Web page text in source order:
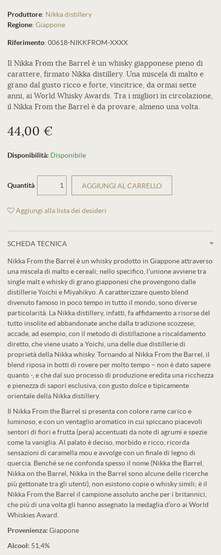
Produttore: Nikka distillery
Regione: Giappone
Riferimento: 00618-NIKKFROM-XXXX
Il Nikka From the Barrel è un whisky giapponese pieno di
carattere, firmato Nikka distillery. Una miscela di malto e
grano dal gusto ricco e forte, vincitrice, da ormai sette
anni, ai World Whisky Awards. Tra i migliori in circolazione,
il Nikka From the Barrel è da provare, almeno una volta.
44,00 €
Disponibilità: Disponibile
Quantità AGGIUNGI AL CARRELLO
Aggiungi alla lista dei desideri
SCHEDA TECNICA
Nikka From the Barrel è un whisky prodotto in Giappone attraverso
una miscela di malto e cereali; nello specifico, l’unione avviene tra
single malt e whisky di grano giapponesi che provengono dalle
distillerie Yoichi e Miyahikyo. A caratterizzare questo blend
divenuto famoso in poco tempo in tutto il mondo, sono diverse
particolarità. La Nikka distillery, infatti, fa affidamento a risorse del
tutto insolite ed abbandonate anche dalla tradizione scozzese;
accade, ad esempio, con il metodo di distillazione a riscaldamento
diretto, che viene usato a Yoichi, una delle due distillerie di
proprietà della Nikka whisky. Tornando al Nikka From the Barrel, il
blend riposa in botti di rovere per molto tempo – non è dato sapere
quanto -, e che dal suo processo di produzione eredita una ricchezza
e pienezza di sapori esclusiva, con gusto dolce e tipicamente
orientale della Nikka distillery.
Il Nikka From the Barrel si presenta con colore rame carico e
luminoso, e con un ventaglio aromatico in cui spiccano piacevoli
sentori di fiori e frutta (pera) accentuati da note di agrumi e spezie
come la vaniglia. Al palato è deciso, morbido e ricco, ricorda
sensazioni di caramella mou e avvolge con un finale di legno di
quercia. Benché se ne confonda spesso il nome (Nikka the Barrel,
Nikka on the Barrel, Nikka in the Barrel sono alcune delle ricerche
più gettonate tra gli utenti), non esistono copie o whisky simili; è il
Nikka From the Barrel il campione assoluto anche per i britannici,
che più di una volta gli hanno assegnato la medaglia d’oro ai World
Whiskies Award.
Provenienza: Giappone
Alcool: 51,4%